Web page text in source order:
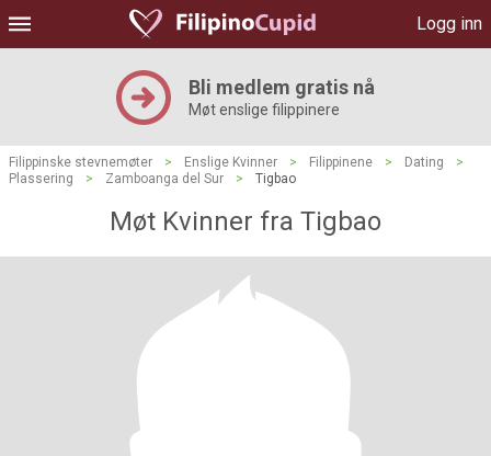
Logg inn
Bli medlem gratis nå
Møt enslige filippinere
Filippinske stevnemøter > Enslige Kvinner > Filippinene > Dating
>
Plassering
> Zamboanga del Sur > Tigbao
Møt Kvinner fra Tigbao